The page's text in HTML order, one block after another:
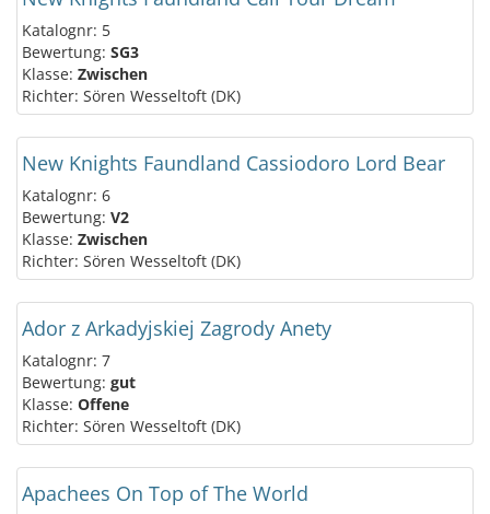
Katalognr: 5
Bewertung: SG3
Klasse: Zwischen
Richter: Sören Wesseltoft (DK)
New Knights Faundland Cassiodoro Lord Bear
Katalognr: 6
Bewertung: V2
Klasse: Zwischen
Richter: Sören Wesseltoft (DK)
Ador z Arkadyjskiej Zagrody Anety
Katalognr: 7
Bewertung: gut
Klasse: Offene
Richter: Sören Wesseltoft (DK)
Apachees On Top of The World